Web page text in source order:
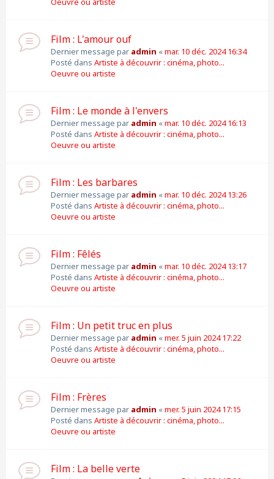
Film : L'amour ouf
Dernier message par admin «mar. 10 déc. 2024 16:34
Posté dans Artiste à découvrir : cinéma, photo...
Oeuvre ou artiste
Film : Le monde à l'envers
Dernier message par admin «mar. 10 déc. 2024 16:13
Posté dans Artiste à découvrir : cinéma, photo...
Oeuvre ou artiste
Film : Les barbares
Dernier message par admin «mar. 10 déc. 2024 13:26
Posté dans Artiste à découvrir : cinéma, photo...
Oeuvre ou artiste
Film : Fêlés
Dernier message par admin «mar. 10 déc. 2024 13:17
Posté dans Artiste à découvrir : cinéma, photo...
Oeuvre ou artiste
Film : Un petit truc en plus
Dernier message par admin «mer. 5 juin 2024 17:22
Posté dans Artiste à découvrir : cinéma, photo...
Oeuvre ou artiste
Film : Frères
Dernier message par admin «mer. 5 juin 2024 17:15
Posté dans Artiste à découvrir : cinéma, photo...
Oeuvre ou artiste
Film : La belle verte